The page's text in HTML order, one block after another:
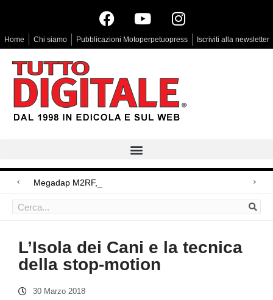
Home Chi siamo Pubblicazioni Motoperpetuopress Iscriviti alla newsletter
Megadap M2RF, il primo adattator
Arri Rental, evoluzioni in arrivo
L’Isola dei Cani e la tecnica
della stop-motion
30 Marzo 2018